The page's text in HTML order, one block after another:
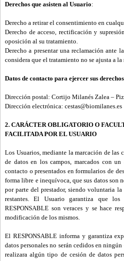
Derechos que asisten al Usuario:
Derecho a retirar el consentimiento en
Derecho de acceso, rectificación y
oposición al su tratamiento.
Derecho a presentar una reclamación ante
considera que el tratamiento no se ajusta a
Datos de contacto para ejercer sus derechos
Dirección postal: Cortijo Milanés Zalea –
Dirección electrónica: cestas@biomilanes.es
2. CARÁCTER OBLIGATORIO O
FACILITADA POR EL USUARIO
Los Usuarios, mediante la marcación de las
de datos en los campos, marcados con
contacto o presentados en formularios de
forma libre e inequívoca, que sus datos son
por parte del prestador, siendo voluntaria
restantes. El Usuario garantiza que
RESPONSABLE son veraces y se hace
modificación de los mismos.
El RESPONSABLE informa y garantiza
datos personales no serán cedidos en
realizara algún tipo de cesión de datos